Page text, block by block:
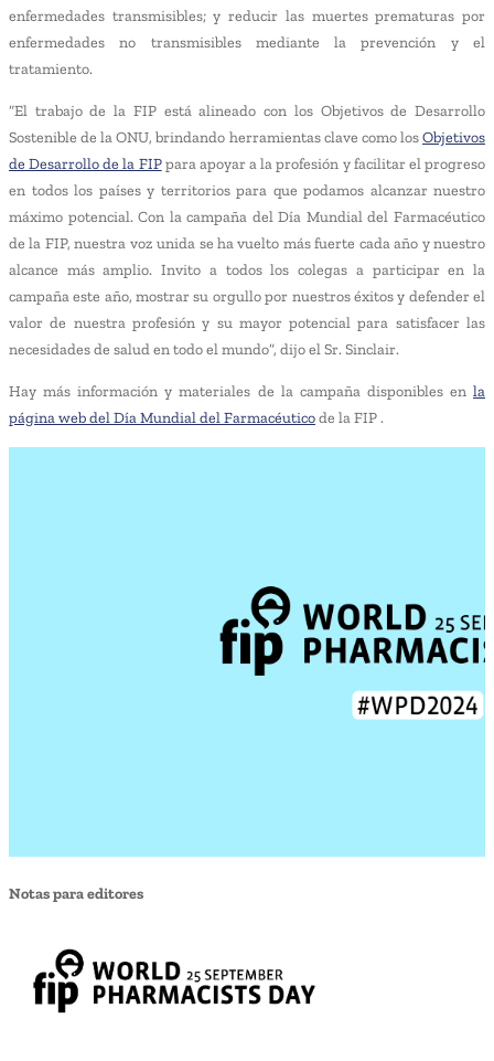
enfermedades transmisibles; y reducir las muertes prematuras por
enfermedades no transmisibles mediante la prevención y el
tratamiento.
“El trabajo de la FIP está alineado con los Objetivos de Desarrollo
Sostenible de la ONU, brindando herramientas clave como losObjetivos
de Desarrollo de la FIPpara apoyar a la profesión y facilitar el progreso
en todos los países y territorios para que podamos alcanzar nuestro
máximo potencial. Con la campaña del Día Mundial del Farmacéutico
de la FIP, nuestra voz unida se ha vuelto más fuerte cada año y nuestro
alcance más amplio. Invito a todos los colegas a participar en la
campaña este año, mostrar su orgullo por nuestros éxitos y defender el
valor de nuestra profesión y su mayor potencial para satisfacer las
necesidades de salud en todo el mundo”, dijo el Sr. Sinclair.
Hay más información y materiales de la campaña disponibles en la
página web del Día Mundial del Farmacéuticode la FIP .
Notas para editores